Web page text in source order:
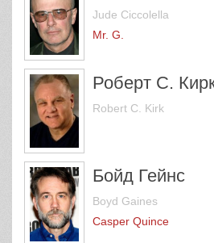
Jude Ciccolella
Mr. G.
Роберт С.
Robert C. Kirk
Бойд Гейнс
Boyd Gaines
Casper Quince